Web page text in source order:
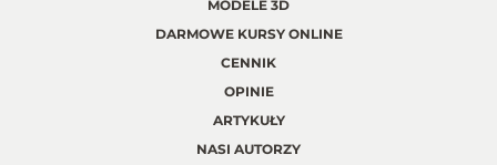
MODELE 3D
DARMOWE KURSY ONLINE
CENNIK
OPINIE
ARTYKUŁY
NASI AUTORZY